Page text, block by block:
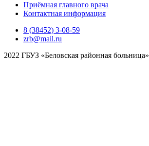
Приёмная главного врача
Контактная информация
8 (38452) 3-08-59
zrb@mail.ru
2022 ГБУЗ «Беловская районная больница»